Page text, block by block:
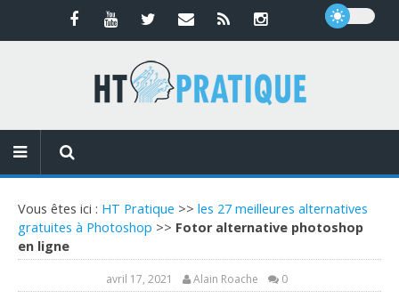
Vous êtes ici : HT Pratique >> les 27 meilleures alternatives
gratuites à Photoshop >> Fotor alternative photoshop
en ligne
avril 17, 2021 Alain Roache 0